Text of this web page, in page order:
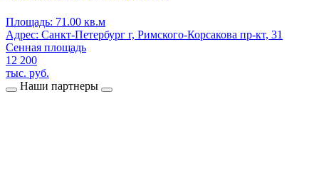
Площадь: 71.00 кв.м
Адрес: Санкт-Петербург г, Римского-Корсакова пр-кт, 31
Сенная площадь
12 200
тыс. руб.
Наши партнеры